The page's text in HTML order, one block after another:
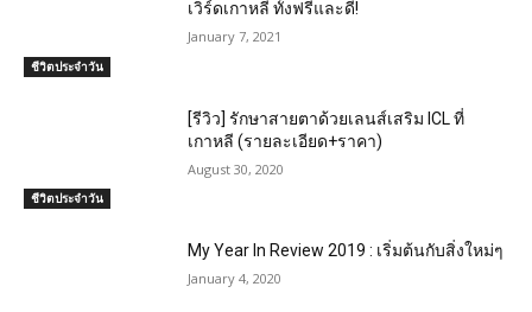
ชีวิตประจำวัน
เวิร์ดเกาหลี ทั้งฟรีและดี!
January 7, 2021
ชีวิตประจำวัน
[รีวิว] รักษาสายตาด้วยเลนส์เสริม ICL ที่
เกาหลี (รายละเอียด+ราคา)
August 30, 2020
My Year In Review 2019 : เริ่มต้นกับสิ่งใหม่ๆ
January 4, 2020